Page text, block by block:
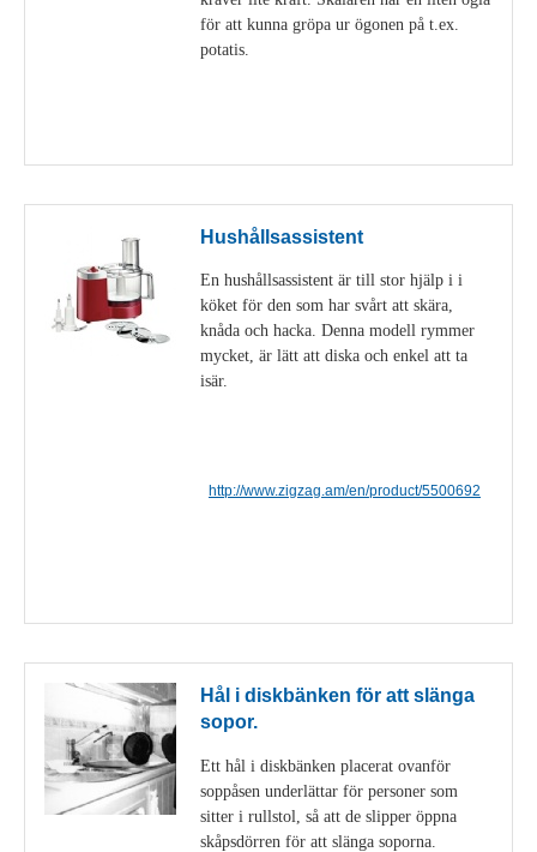
för att kunna gröpa ur ögonen på t.ex.
potatis.
Hushållsassistent
En hushållsassistent är till stor hjälp i i
köket för den som har svårt att skära,
knåda och hacka. Denna modell rymmer
mycket, är lätt att diska och enkel att ta
isär.
http://www.zigzag.am/en/product/5500692
Hål i diskbänken för att slänga
sopor.
Ett hål i diskbänken placerat ovanför
soppåsen underlättar för personer som
sitter i rullstol, så att de slipper öppna
skåpsdörren för att slänga soporna.